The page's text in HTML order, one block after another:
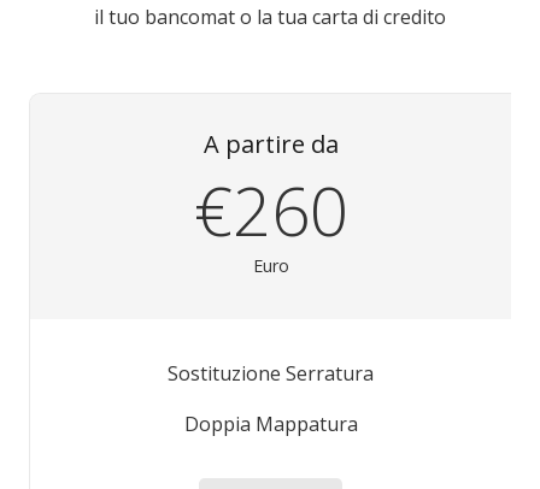
il tuo bancomat o la tua carta di credito
A partire da
€260
Euro
Sostituzione Serratura
Doppia Mappatura